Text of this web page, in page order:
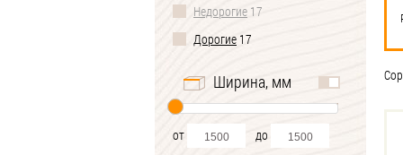
Недорогие 17
Дорогие 17
Ширина, мм
от до